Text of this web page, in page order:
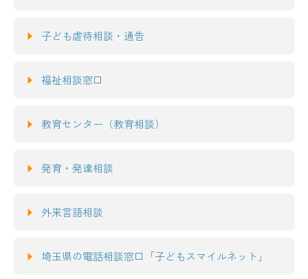
子ども虐待相談・通告
福祉相談窓口
教育センター（教育相談）
発育・発達相談
外来言語相談
埼玉県の電話相談窓口「子どもスマイルネット」